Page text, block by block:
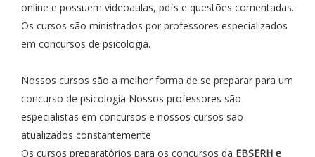
online e possuem videoaulas, pdfs e questões comentadas.
Os cursos são ministrados por professores especializados
em concursos de psicologia.
Nossos cursos são a melhor forma de se preparar para um
concurso de psicologia Nossos professores são
especialistas em concursos e nossos cursos são
atualizados constantemente
Os cursos preparatórios para os concursos da EBSERH e